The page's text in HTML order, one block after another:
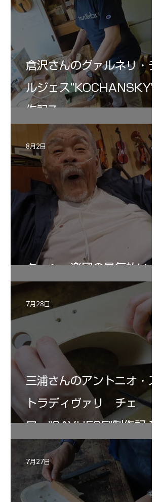
倉沢さんのグァルネリ・デ
ルジェス”KOCHANSKY"制
作記7
ターヘー楽団の暑気払い
8月2日
三浦さんのアントニオ・ス
トラディヴァリ チェ
ロ ”SAVUESE"制作記１2
7月28日
7月27日